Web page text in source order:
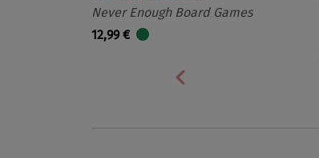
Never Enough Board Games
12,99 €
Vorherige